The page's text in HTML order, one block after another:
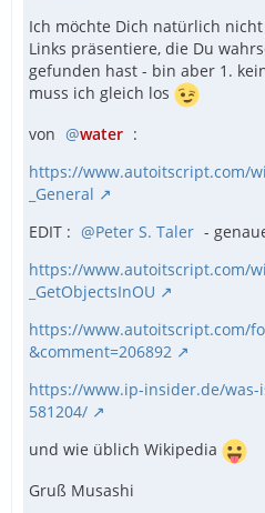
Ich möchte Dich natürlich
Links präsentiere, die Du
gefunden hast - bin aber 1.
muss ich gleich los
von
water :
https://www.autoitscript.com/
_General
EDIT :
Peter S. Taler -
https://www.autoitscript.com/
_GetObjectsInOU
https://www.autoitscript.com/
&comment=206892
https://www.ip-insider.de/
581204/
und wie üblich Wikipedia
Gruß Musashi